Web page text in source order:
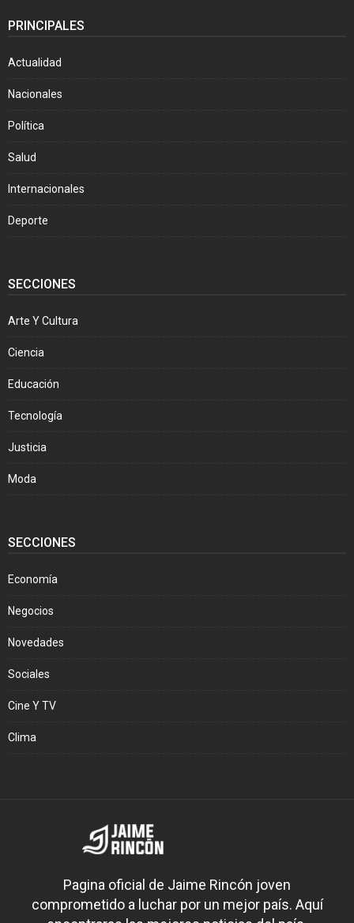
PRINCIPALES
Actualidad
Nacionales
Política
Salud
Internacionales
Deporte
SECCIONES
Arte Y Cultura
Ciencia
Educación
Tecnología
Justicia
Moda
SECCIONES
Economía
Negocios
Novedades
Sociales
Cine Y TV
Clima
Pagina oficial de Jaime Rincón joven
comprometido a luchar por un mejor país. Aquí